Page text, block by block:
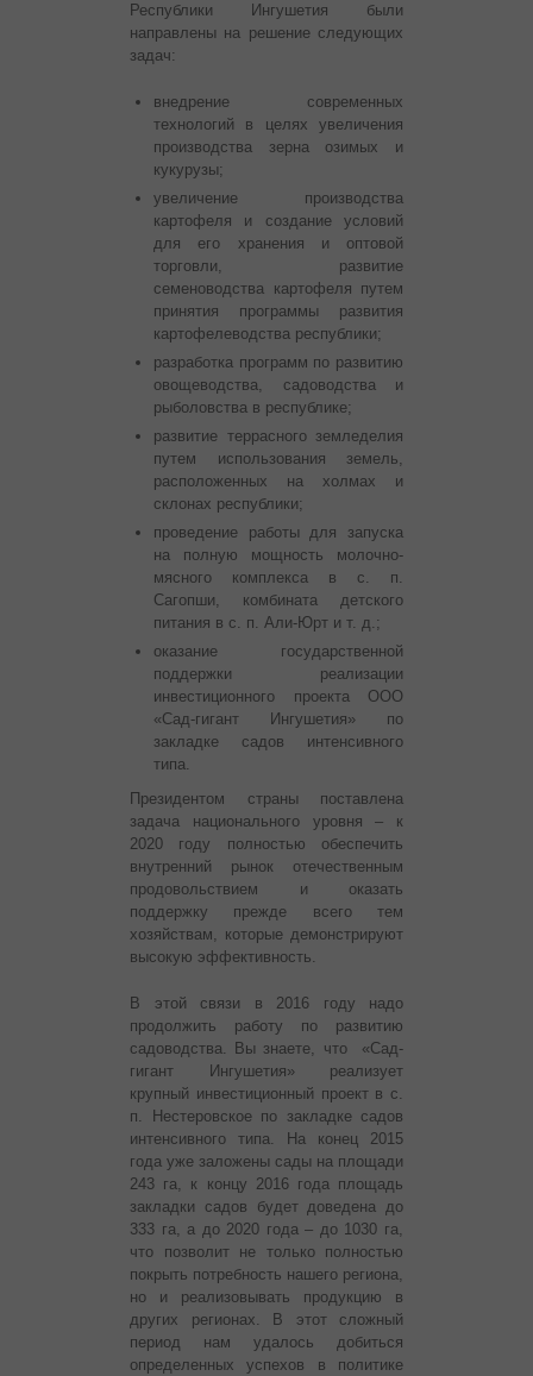
Республики Ингушетия были
направлены на решение следующих
задач:
внедрение современных
технологий в целях увеличения
производства зерна озимых и
кукурузы;
увеличение производства
картофеля и создание условий
для его хранения и оптовой
торговли, развитие
семеноводства картофеля путем
принятия программы развития
картофелеводства республики;
разработка программ по развитию
овощеводства, садоводства и
рыболовства в республике;
развитие террасного земледелия
путем использования земель,
расположенных на холмах и
склонах республики;
проведение работы для запуска
на полную мощность молочно-
мясного комплекса в с. п.
Сагопши, комбината детского
питания в с. п. Али-Юрт и т. д.;
оказание государственной
поддержки реализации
инвестиционного проекта ООО
«Сад-гигант Ингушетия» по
закладке садов интенсивного
типа.
Президентом страны поставлена
задача национального уровня – к
2020 году полностью обеспечить
внутренний рынок отечественным
продовольствием и оказать
поддержку прежде всего тем
хозяйствам, которые демонстрируют
высокую эффективность.
В этой связи в 2016 году надо
продолжить работу по развитию
садоводства. Вы знаете, что «Сад-
гигант Ингушетия» реализует
крупный инвестиционный проект в с.
п. Нестеровское по закладке садов
интенсивного типа. На конец 2015
года уже заложены сады на площади
243 га, к концу 2016 года площадь
закладки садов будет доведена до
333 га, а до 2020 года – до 1030 га,
что позволит не только полностью
покрыть потребность нашего региона,
но и реализовывать продукцию в
других регионах. В этот сложный
период нам удалось добиться
определенных успехов в политике